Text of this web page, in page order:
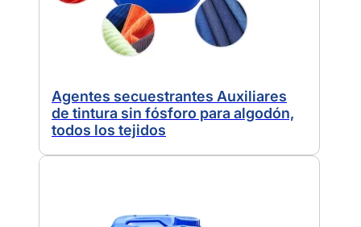
Agentes secuestrantes Auxiliares
de tintura sin fósforo para algodón,
todos los tejidos